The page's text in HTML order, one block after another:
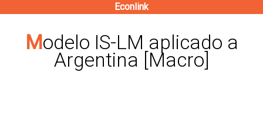
contenido
principal
Econlink
Modelo IS-LM aplicado a
Argentina [Macro]